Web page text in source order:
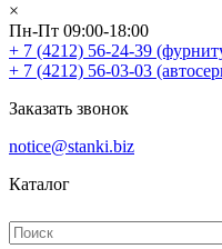
×
Пн-Пт 09:00-18:00
+ 7 (4212) 56-24-39
+ 7 (4212) 56-03-03
Заказать звонок
notice@stanki.biz
Каталог